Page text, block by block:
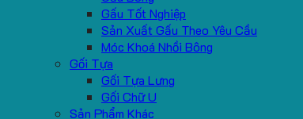
Gấu Tốt Nghiệp
Sản Xuất Gấu Theo Yêu Cầu
Móc Khoá Nhồi Bông
Gối Tựa
Gối Tựa Lưng
Gối Chữ U
Sản Phẩm Khác